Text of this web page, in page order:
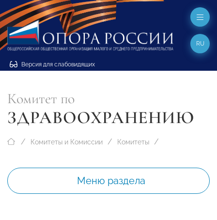
Версия для слабовидящих
RU
Комитет по
ЗДРАВООХРАНЕНИЮ
Комитеты и Комиссии Комитеты
Меню раздела